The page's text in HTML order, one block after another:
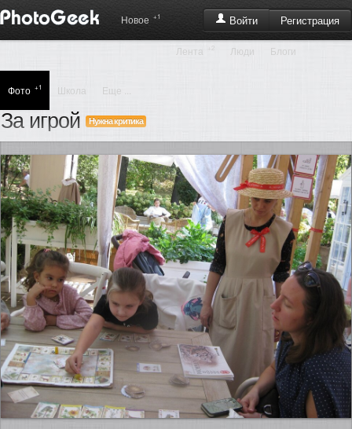
Войти Регистрация
Новое +1
Лента Люди Блоги
Фото +1 Школа Еще ...
За игрой Нужна критика